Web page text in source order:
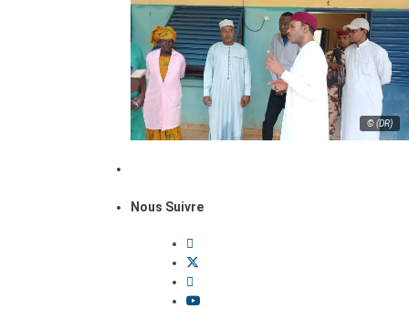
© (DR)
Nous Suivre